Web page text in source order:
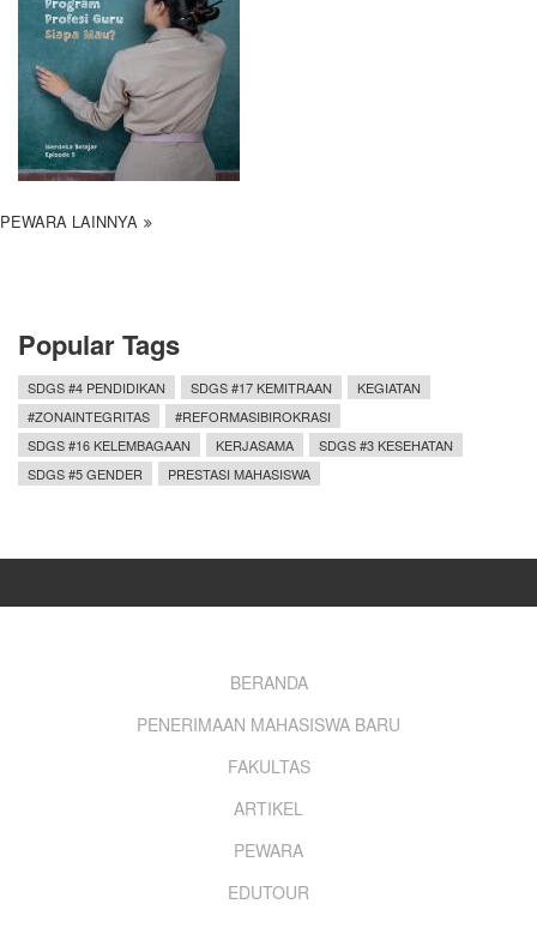
PEWARA LAINNYA
Popular Tags
SDGS #4 PENDIDIKAN SDGS #17 KEMITRAAN
KEGIATAN
#ZONAINTEGRITAS
#REFORMASIBIROKRASI
SDGS #16 KELEMBAGAAN
KERJASAMA
SDGS #3 KESEHATAN
SDGS #5 GENDER
PRESTASI MAHASISWA
BERANDA
PENERIMAAN MAHASISWA BARU
FAKULTAS
ARTIKEL
PEWARA
EDUTOUR